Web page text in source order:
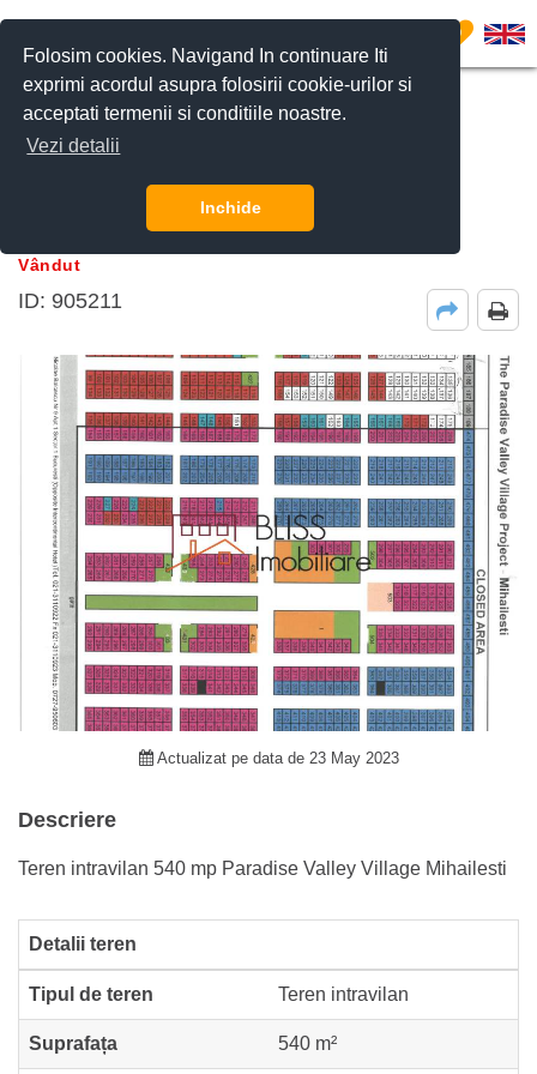
Folosim cookies. Navigand In continuare Iti
exprimi acordul asupra folosirii cookie-urilor si
acceptati termenii si conditiile noastre.
Vezi detalii
Inchide
0
Vândut
ID: 905211
Actualizat pe data de 23 May 2023
Descriere
Teren intravilan 540 mp Paradise Valley Village Mihailesti
Detalii teren
Tipul de teren Teren intravilan
Suprafața 540 m²
CERE DETALII